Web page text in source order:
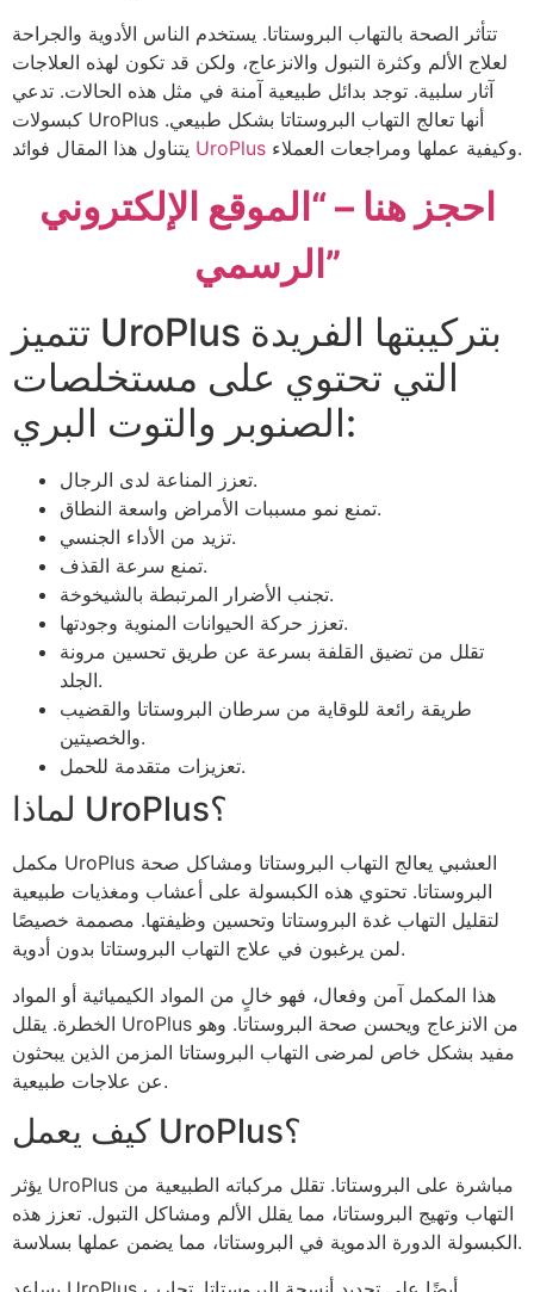
تتأثر الصحة بالتهاب البروستاتا. يستخدم الناس الأدوية والجراحة
لعلاج الألم وكثرة التبول والانزعاج، ولكن قد تكون لهذه العلاجات
آثار سلبية. توجد بدائل طبيعية آمنة في مثل هذه الحالات. تدعي
كبسولات UroPlus أنها تعالج التهاب البروستاتا بشكل طبيعي.
UroPlus وكيفية عملها ومراجعات العملاء.
احجز هنا – “الموقع الإلكتروني
الرسمي”
تتميز UroPlus بتركيبتها الفريدة
التي تحتوي على مستخلصات
الصنوبر والتوت البري:
تعزز المناعة لدى الرجال.
تمنع نمو مسببات الأمراض واسعة النطاق.
تزيد من الأداء الجنسي.
تمنع سرعة القذف.
تجنب الأضرار المرتبطة بالشيخوخة.
تعزز حركة الحيوانات المنوية وجودتها.
تقلل من تضيق القلفة بسرعة عن طريق تحسين مرونة
الجلد.
طريقة رائعة للوقاية من سرطان البروستاتا والقضيب
والخصيتين.
تعزيزات متقدمة للحمل.
لماذا UroPlus؟
مكمل UroPlus العشبي يعالج التهاب البروستاتا ومشاكل صحة
البروستاتا. تحتوي هذه الكبسولة على أعشاب ومغذيات طبيعية
لتقليل التهاب غدة البروستاتا وتحسين وظيفتها. مصممة خصيصًا
لمن يرغبون في علاج التهاب البروستاتا بدون أدوية.
هذا المكمل آمن وفعال، فهو خالٍ من المواد الكيميائية أو المواد
الخطرة. يقلل UroPlus من الانزعاج ويحسن صحة البروستاتا. وهو
مفيد بشكل خاص لمرضى التهاب البروستاتا المزمن الذين يبحثون
عن علاجات طبيعية.
كيف يعمل UroPlus؟
يؤثر UroPlus مباشرة على البروستاتا. تقلل مركباته الطبيعية من
التهاب وتهيج البروستاتا، مما يقلل الألم ومشاكل التبول. تعزز هذه
الكبسولة الدورة الدموية في البروستاتا، مما يضمن عملها بسلاسة.